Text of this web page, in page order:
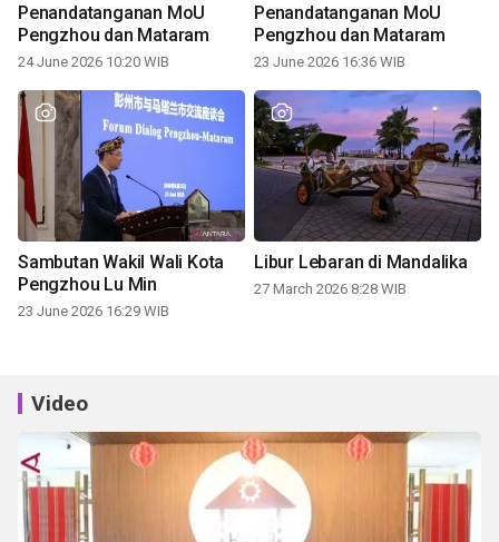
Penandatanganan MoU
Pengzhou dan Mataram
24 June 2026 10:20 WIB
Penandatanganan MoU
Pengzhou dan Mataram
23 June 2026 16:36 WIB
Sambutan Wakil Wali Kota
Pengzhou Lu Min
23 June 2026 16:29 WIB
Libur Lebaran di Mandalika
27 March 2026 8:28 WIB
Video